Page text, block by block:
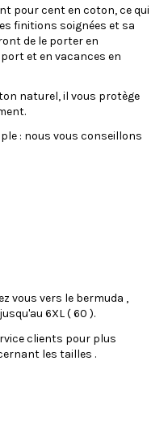
pour cent en coton, ce qui
finitions soignées et sa
de le porter en
et en vacances en
naturel, il vous protège
: nous vous conseillons
vous vers le bermuda ,
6XL ( 60 ).
clients pour plus
les tailles .